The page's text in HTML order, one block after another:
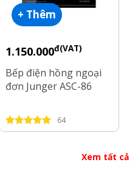
+ Thêm
1.150.000đ(VAT)
Bếp điện hồng ngoại
đơn Junger ASC-86
64
Xem tất cả